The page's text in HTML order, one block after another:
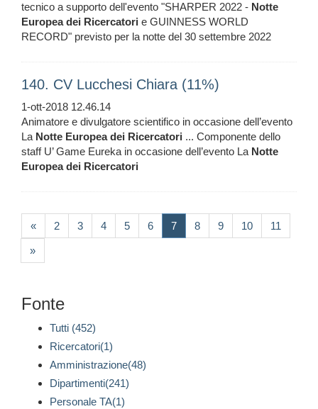
tecnico a supporto dell'evento "SHARPER 2022 - Notte
Europea dei Ricercatori e GUINNESS WORLD
RECORD" previsto per la notte del 30 settembre 2022
140. CV Lucchesi Chiara (11%)
1-ott-2018 12.46.14
Animatore e divulgatore scientifico in occasione dell’evento
La Notte Europea dei Ricercatori ... Componente dello
staff U’ Game Eureka in occasione dell’evento La Notte
Europea dei Ricercatori
« 2 3 4 5 6 7(current)
8 9 10 11
»
Fonte
Tutti (452)
Ricercatori(1)
Amministrazione(48)
Dipartimenti(241)
Personale TA(1)